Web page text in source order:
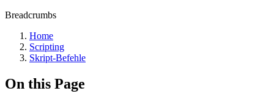
Breadcrumbs
Home
Scripting
Skript-Befehle
On this Page